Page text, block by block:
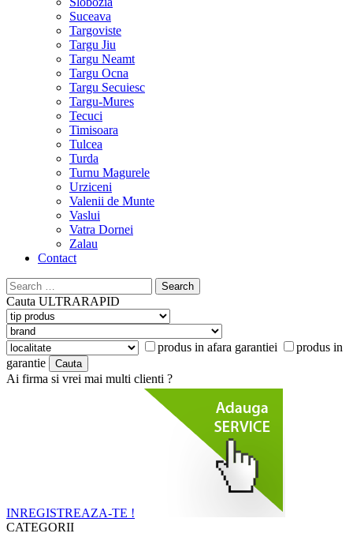
Suceava
Targoviste
Targu Jiu
Targu Neamt
Targu Ocna
Targu Secuiesc
Targu-Mures
Tecuci
Timisoara
Tulcea
Turda
Turnu Magurele
Urziceni
Valenii de Munte
Vaslui
Vatra Dornei
Zalau
Contact
Search
for:
Cauta ULTRARAPID
produs in afara garantiei
produs in
garantie
Ai firma si vrei mai multi clienti ?
INREGISTREAZA-TE !
CATEGORII